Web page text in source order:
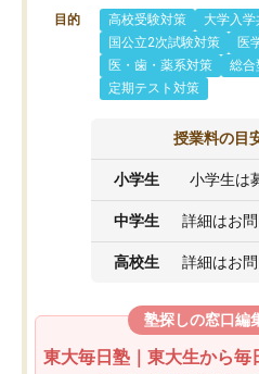
目的 高校受験対策
大学入
国公立2次試験対策
医
医・歯・薬系対策
総合
定期テスト対策
授業料の目
小学生 小学生は
中学生 詳細はお
高校生 詳細はお
塾探しの窓口編
東大毎日塾｜東大生から